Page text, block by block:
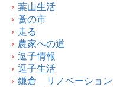
葉山生活
蚤の市
走る
農家への道
逗子情報
逗子生活
鎌倉 リノベーション